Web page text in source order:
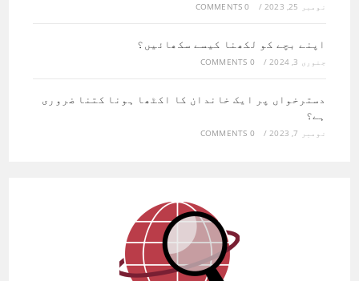
نومبر 25, 2023 /
0 COMMENTS
اپنے بچے کو لکھنا کیسے سکھائیں؟
جنوری 3, 2024 /
0 COMMENTS
دسترخواں پر ایک خاندان کا اکٹھا ہونا کتنا ضروری
ہے؟
نومبر 7, 2023 /
0 COMMENTS